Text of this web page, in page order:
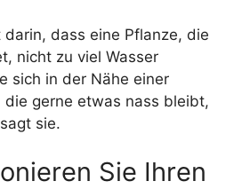
darin, dass eine Pflanze, die
nicht zu viel Wasser
sich in der Nähe einer
gerne etwas nass bleibt,
sie.
Sie Ihren